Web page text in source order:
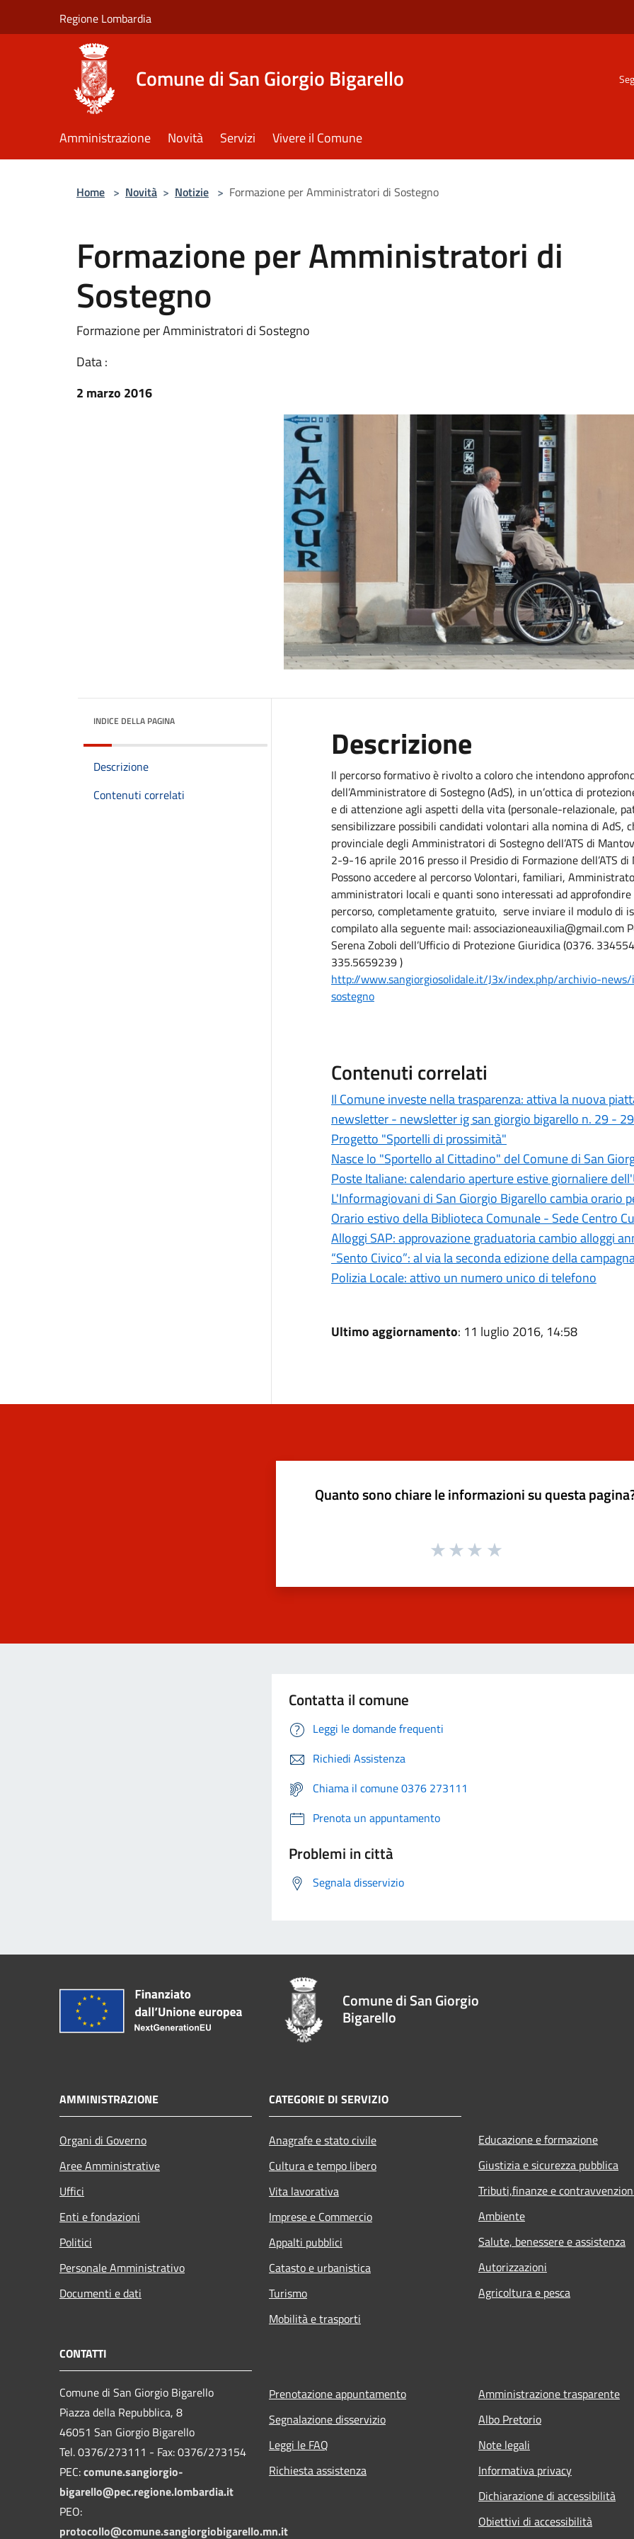
Regione Lombardia
Comune di San Giorgio Bigarello
Amministrazione Novità Servizi Vivere il Comune
Home > Novità > Notizie > Formazione per Amministratori di Sostegno
Formazione per Amministratori di
Sostegno
Formazione per Amministratori di Sostegno
Data :
2 marzo 2016
INDICE DELLA PAGINA
Descrizione
Contenuti correlati
Descrizione
Il percorso formativo è rivolto a coloro che intendono
dell’Amministratore di Sostegno (AdS), in un’ottica di
e di attenzione agli aspetti della vita (personale-relazionale,
sensibilizzare possibili candidati volontari alla nomina di AdS,
provinciale degli Amministratori di Sostegno dell’ATS di
2-9-16 aprile 2016 presso il Presidio di Formazione dell’ATS
Possono accedere al percorso Volontari, familiari,
amministratori locali e quanti sono interessati ad
percorso, completamente gratuito, serve inviare il modulo di
compilato alla seguente mail:
Serena Zoboli dell’Ufficio di Protezione Giuridica (0376.
335.5659239 )
http://www.sangiorgiosolidale.it/J3x/index.php/archivio-
sostegno
Contenuti correlati
Il Comune investe nella trasparenza: attiva la nuova
newsletter - newsletter ig san giorgio bigarello n. 29 -
Progetto "Sportelli di prossimità"
Nasce lo "Sportello al Cittadino" del Comune di San
Poste Italiane: calendario aperture estive giornaliere
L'Informagiovani di San Giorgio Bigarello cambia orario
Orario estivo della Biblioteca Comunale - Sede Centro
Alloggi SAP: approvazione graduatoria cambio alloggi
“Sento Civico”: al via la seconda edizione della
Polizia Locale: attivo un numero unico di telefono
Ultimo aggiornamento: 11 luglio 2016, 14:58
Quanto sono chiare le informazioni su questa
Contatta il comune
Leggi le domande frequenti
Richiedi Assistenza
Chiama il comune 0376 273111
Prenota un appuntamento
Problemi in città
Segnala disservizio
Comune di San Giorgio
Bigarello
AMMINISTRAZIONE
Organi di Governo
Aree Amministrative
Uffici
Enti e fondazioni
Politici
Personale Amministrativo
Documenti e dati
CATEGORIE DI SERVIZIO
Anagrafe e stato civile
Cultura e tempo libero
Vita lavorativa
Imprese e Commercio
Appalti pubblici
Catasto e urbanistica
Turismo
Mobilità e trasporti
Educazione e formazione
Giustizia e sicurezza pubblica
Tributi,finanze e
Ambiente
Salute, benessere e assistenza
Autorizzazioni
Agricoltura e pesca
CONTATTI
Comune di San Giorgio Bigarello
Piazza della Repubblica, 8
46051 San Giorgio Bigarello
Tel. 0376/273111 - Fax: 0376/273154
PEC:comune.sangiorgio-
bigarello@pec.regione.lombardia.it
PEO:
protocollo@comune.sangiorgiobigarello.mn.it
Prenotazione appuntamento
Segnalazione disservizio
Leggi le FAQ
Richiesta assistenza
Amministrazione trasparente
Albo Pretorio
Note legali
Informativa privacy
Dichiarazione di accessibilità
Obiettivi di accessibilità